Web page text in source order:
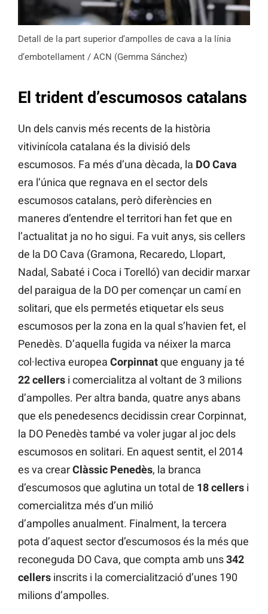
Detall de la part superior d’ampolles de cava a la línia
d’embotellament / ACN (Gemma Sánchez)
El trident d’escumosos catalans
Un dels canvis més recents de la història
vitivinícola catalana és la divisió dels
escumosos. Fa més d’una dècada, la DO Cava
era l’única que regnava en el sector dels
escumosos catalans, però diferències en
maneres d’entendre el territori han fet que en
l’actualitat ja no ho sigui. Fa vuit anys, sis cellers
de la DO Cava (Gramona, Recaredo, Llopart,
Nadal, Sabaté i Coca i Torelló) van decidir marxar
del paraigua de la DO per començar un camí en
solitari, que els permetés etiquetar els seus
escumosos per la zona en la qual s’havien fet, el
Penedès. D’aquella fugida va néixer la marca
col·lectiva europea Corpinnatque enguany ja té
22 cellers i comercialitza al voltant de 3 milions
d’ampolles. Per altra banda, quatre anys abans
que els penedesencs decidissin crear Corpinnat,
la DO Penedès també va voler jugar al joc dels
escumosos en solitari. En aquest sentit, el 2014
es va crearClàssic Penedès, la branca
d’escumosos que aglutina un total de 18 cellers i
comercialitza més d’un milió
d’ampolles anualment. Finalment, la tercera
pota d’aquest sector d’escumosos és la més que
reconeguda DO Cava, que compta amb uns342
cellers inscrits i la comercialització d’unes 190
milions d’ampolles.